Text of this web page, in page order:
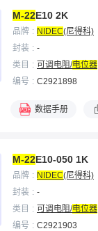
M-22E10 2K
品牌 NIDEC(尼得科)
封装
-
类目
可调电阻/电位器
编号
C2921898
数据手册
M-22E10-050 1K
品牌 NIDEC(尼得科)
封装
-
类目
可调电阻/电位器
编号
C2921903